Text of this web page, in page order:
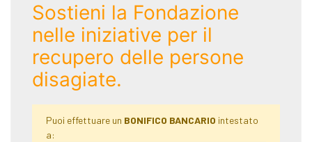
Sostieni la Fondazione
nelle iniziative per il
recupero delle persone
disagiate.
Puoi effettuare un BONIFICO BANCARIO intestato
a: